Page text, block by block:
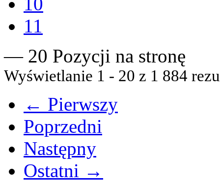
11
— 20 Pozycji na stronę
Wyświetlanie 1 - 20 z 1 884
← Pierwszy
Poprzedni
Następny
Ostatni →